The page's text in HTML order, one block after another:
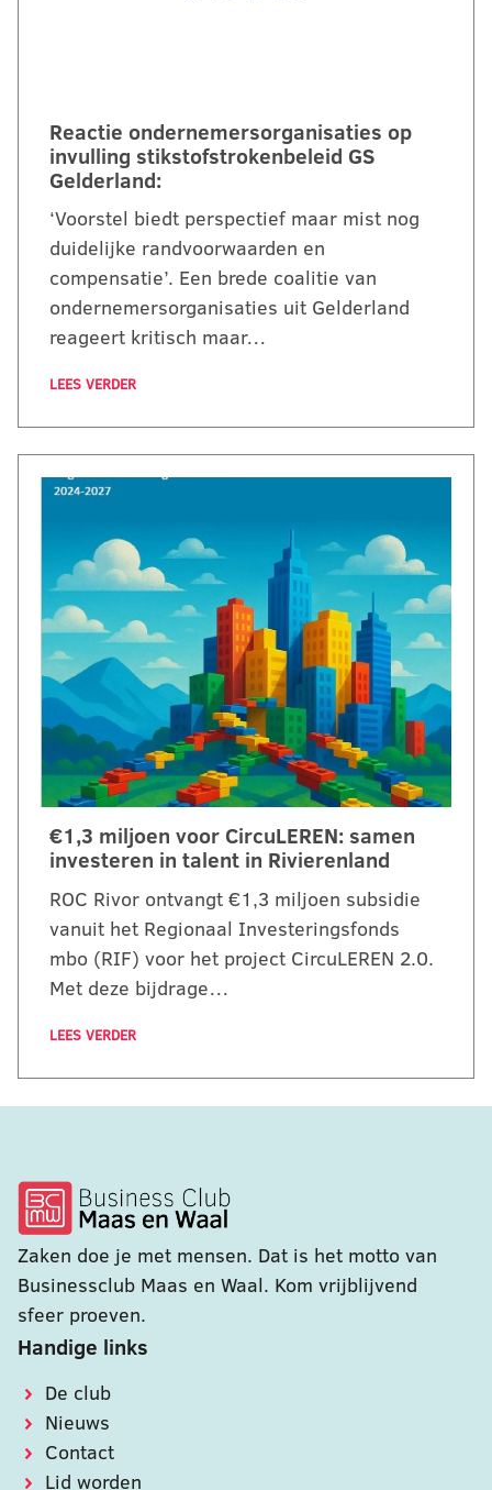
Reactie ondernemersorganisaties op
invulling stikstofstrokenbeleid GS
Gelderland:
‘Voorstel biedt perspectief maar mist nog
duidelijke randvoorwaarden en
compensatie’. Een brede coalitie van
ondernemersorganisaties uit Gelderland
reageert kritisch maar…
LEES VERDER
€1,3 miljoen voor CircuLEREN: samen
investeren in talent in Rivierenland
ROC Rivor ontvangt €1,3 miljoen subsidie
vanuit het Regionaal Investeringsfonds
mbo (RIF) voor het project CircuLEREN 2.0.
Met deze bijdrage…
LEES VERDER
Zaken doe je met mensen. Dat is het motto van
Businessclub Maas en Waal. Kom vrijblijvend
sfeer proeven.
Handige links
De club
Nieuws
Contact
Lid worden